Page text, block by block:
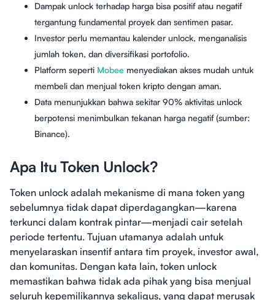
Dampak unlock terhadap harga bisa positif atau negatif
tergantung fundamental proyek dan sentimen pasar.
Investor perlu memantau kalender unlock, menganalisis
jumlah token, dan diversifikasi portofolio.
Platform seperti Mobee menyediakan akses mudah untuk
membeli dan menjual token kripto dengan aman.
Data menunjukkan bahwa sekitar 90% aktivitas unlock
berpotensi menimbulkan tekanan harga negatif (sumber:
Binance).
Apa Itu Token Unlock?
Token unlock adalah mekanisme di mana token yang
sebelumnya tidak dapat diperdagangkan—karena
terkunci dalam kontrak pintar—menjadi cair setelah
periode tertentu. Tujuan utamanya adalah untuk
menyelaraskan insentif antara tim proyek, investor awal,
dan komunitas. Dengan kata lain, token unlock
memastikan bahwa tidak ada pihak yang bisa menjual
seluruh kepemilikannya sekaligus, yang dapat merusak